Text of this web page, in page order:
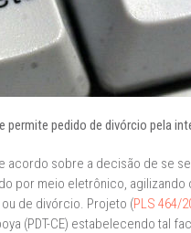
permite pedido de divórcio pela
acordo sobre a decisão de se
por meio eletrônico, agilizando
de divórcio. Projeto (PLS 464/
(PDT-CE) estabelecendo tal